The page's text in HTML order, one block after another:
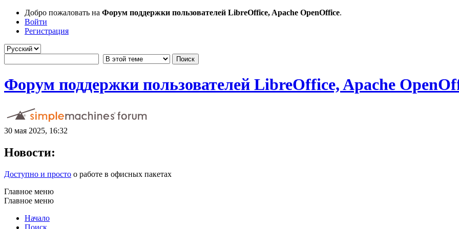
Добро пожаловать на Форум поддержки пользователей LibreOffice, Apache OpenOffice.
Войти
Регистрация
Форум поддержки пользователей LibreOffice, Apache
30 мая 2025, 16:32
Новости:
Доступно и просто о работе в офисных пакетах
Главное меню
Главное меню
Начало
Поиск